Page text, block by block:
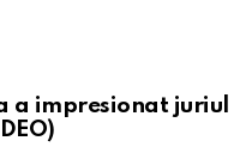
a impresionat juriul